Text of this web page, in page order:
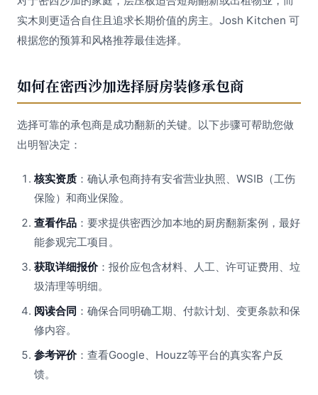
实木则更适合自住且追求长期价值的房主。Josh Kitchen 可
根据您的预算和风格推荐最佳选择。
如何在密西沙加选择厨房装修承包商
选择可靠的承包商是成功翻新的关键。以下步骤可帮助您做
出明智决定：
核实资质 ：确认承包商持有安省营业执照、WSIB（工伤
保险）和商业保险。
查看作品 ：要求提供密西沙加本地的厨房翻新案例，最好
能参观完工项目。
获取详细报价：报价应包含材料、人工、许可证费用、垃
圾清理等明细。
阅读合同 ：确保合同明确工期、付款计划、变更条款和保
修内容。
参考评价：查看Google、Houzz等平台的真实客户反
馈。